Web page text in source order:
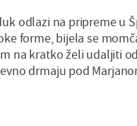
odlazi na pripreme u
forme, bijela se
na kratko želi udaljiti
drmaju pod